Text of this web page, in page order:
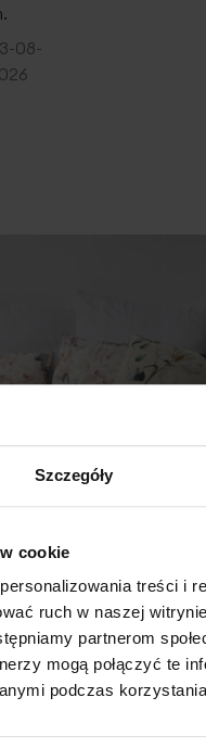
Szczegóły
cookie
treści i
ruch w naszej
partnerom
mogą połączyć te
podczas
08-
5% rabatu na
otrzymuj najlepsze